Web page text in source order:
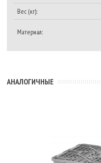
Вес (кг):
Материал:
АНАЛОГИЧНЫЕ